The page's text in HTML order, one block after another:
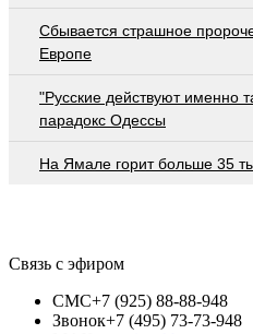
Сбывается страшное
Европе
"Русские действуют именно
парадокс Одессы
На Ямале горит больше 35
Связь с эфиром
СМС+7 (925) 88-88-948
Звонок+7 (495) 73-73-948